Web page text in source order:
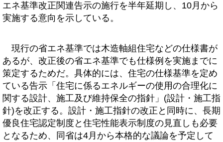
エネ基準改正関連告示の施行を半年延期し、10月から
実施する意向を示している。
現行の省エネ基準では木造軸組住宅などの仕様書が
あるが、改正後の省エネ基準でも仕様例を実施までに
策定するためだ。具体的には、住宅の仕様基準を定め
ている告示「住宅に係るエネルギーの使用の合理化に
関する設計、施工及び維持保全の指針」(設計・施工指
針)を改正する。設計・施工指針の改正と同時に、長期
優良住宅認定制度と住宅性能表示制度の見直しも必要
となるため、同省は4月から本格的な議論を予定して